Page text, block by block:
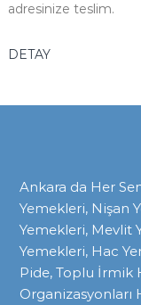
adresinize teslim.
DETAY
Ankara da Her
Yemekleri, Nişan
Yemekleri, Mevlit
Yemekleri, Hac
Pide, Toplu İrmik
Organizasyonları